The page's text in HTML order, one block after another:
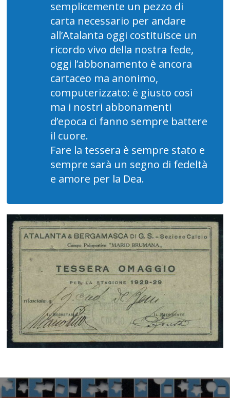
semplicemente un pezzo di
carta necessario per andare
all’Atalanta oggi costituisce un
ricordo vivo della nostra fede,
oggi l’abbonamento è ancora
cartaceo ma anonimo,
computerizzato: è giusto così
ma i nostri abbonamenti
d’epoca ci fanno sempre battere
il cuore.
Fare la tessera è sempre stato e
sempre sarà un segno di fedeltà
e amore per la Dea.